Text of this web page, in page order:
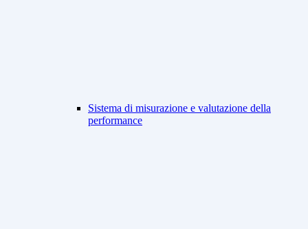
Sistema di misurazione e valutazione della
performance